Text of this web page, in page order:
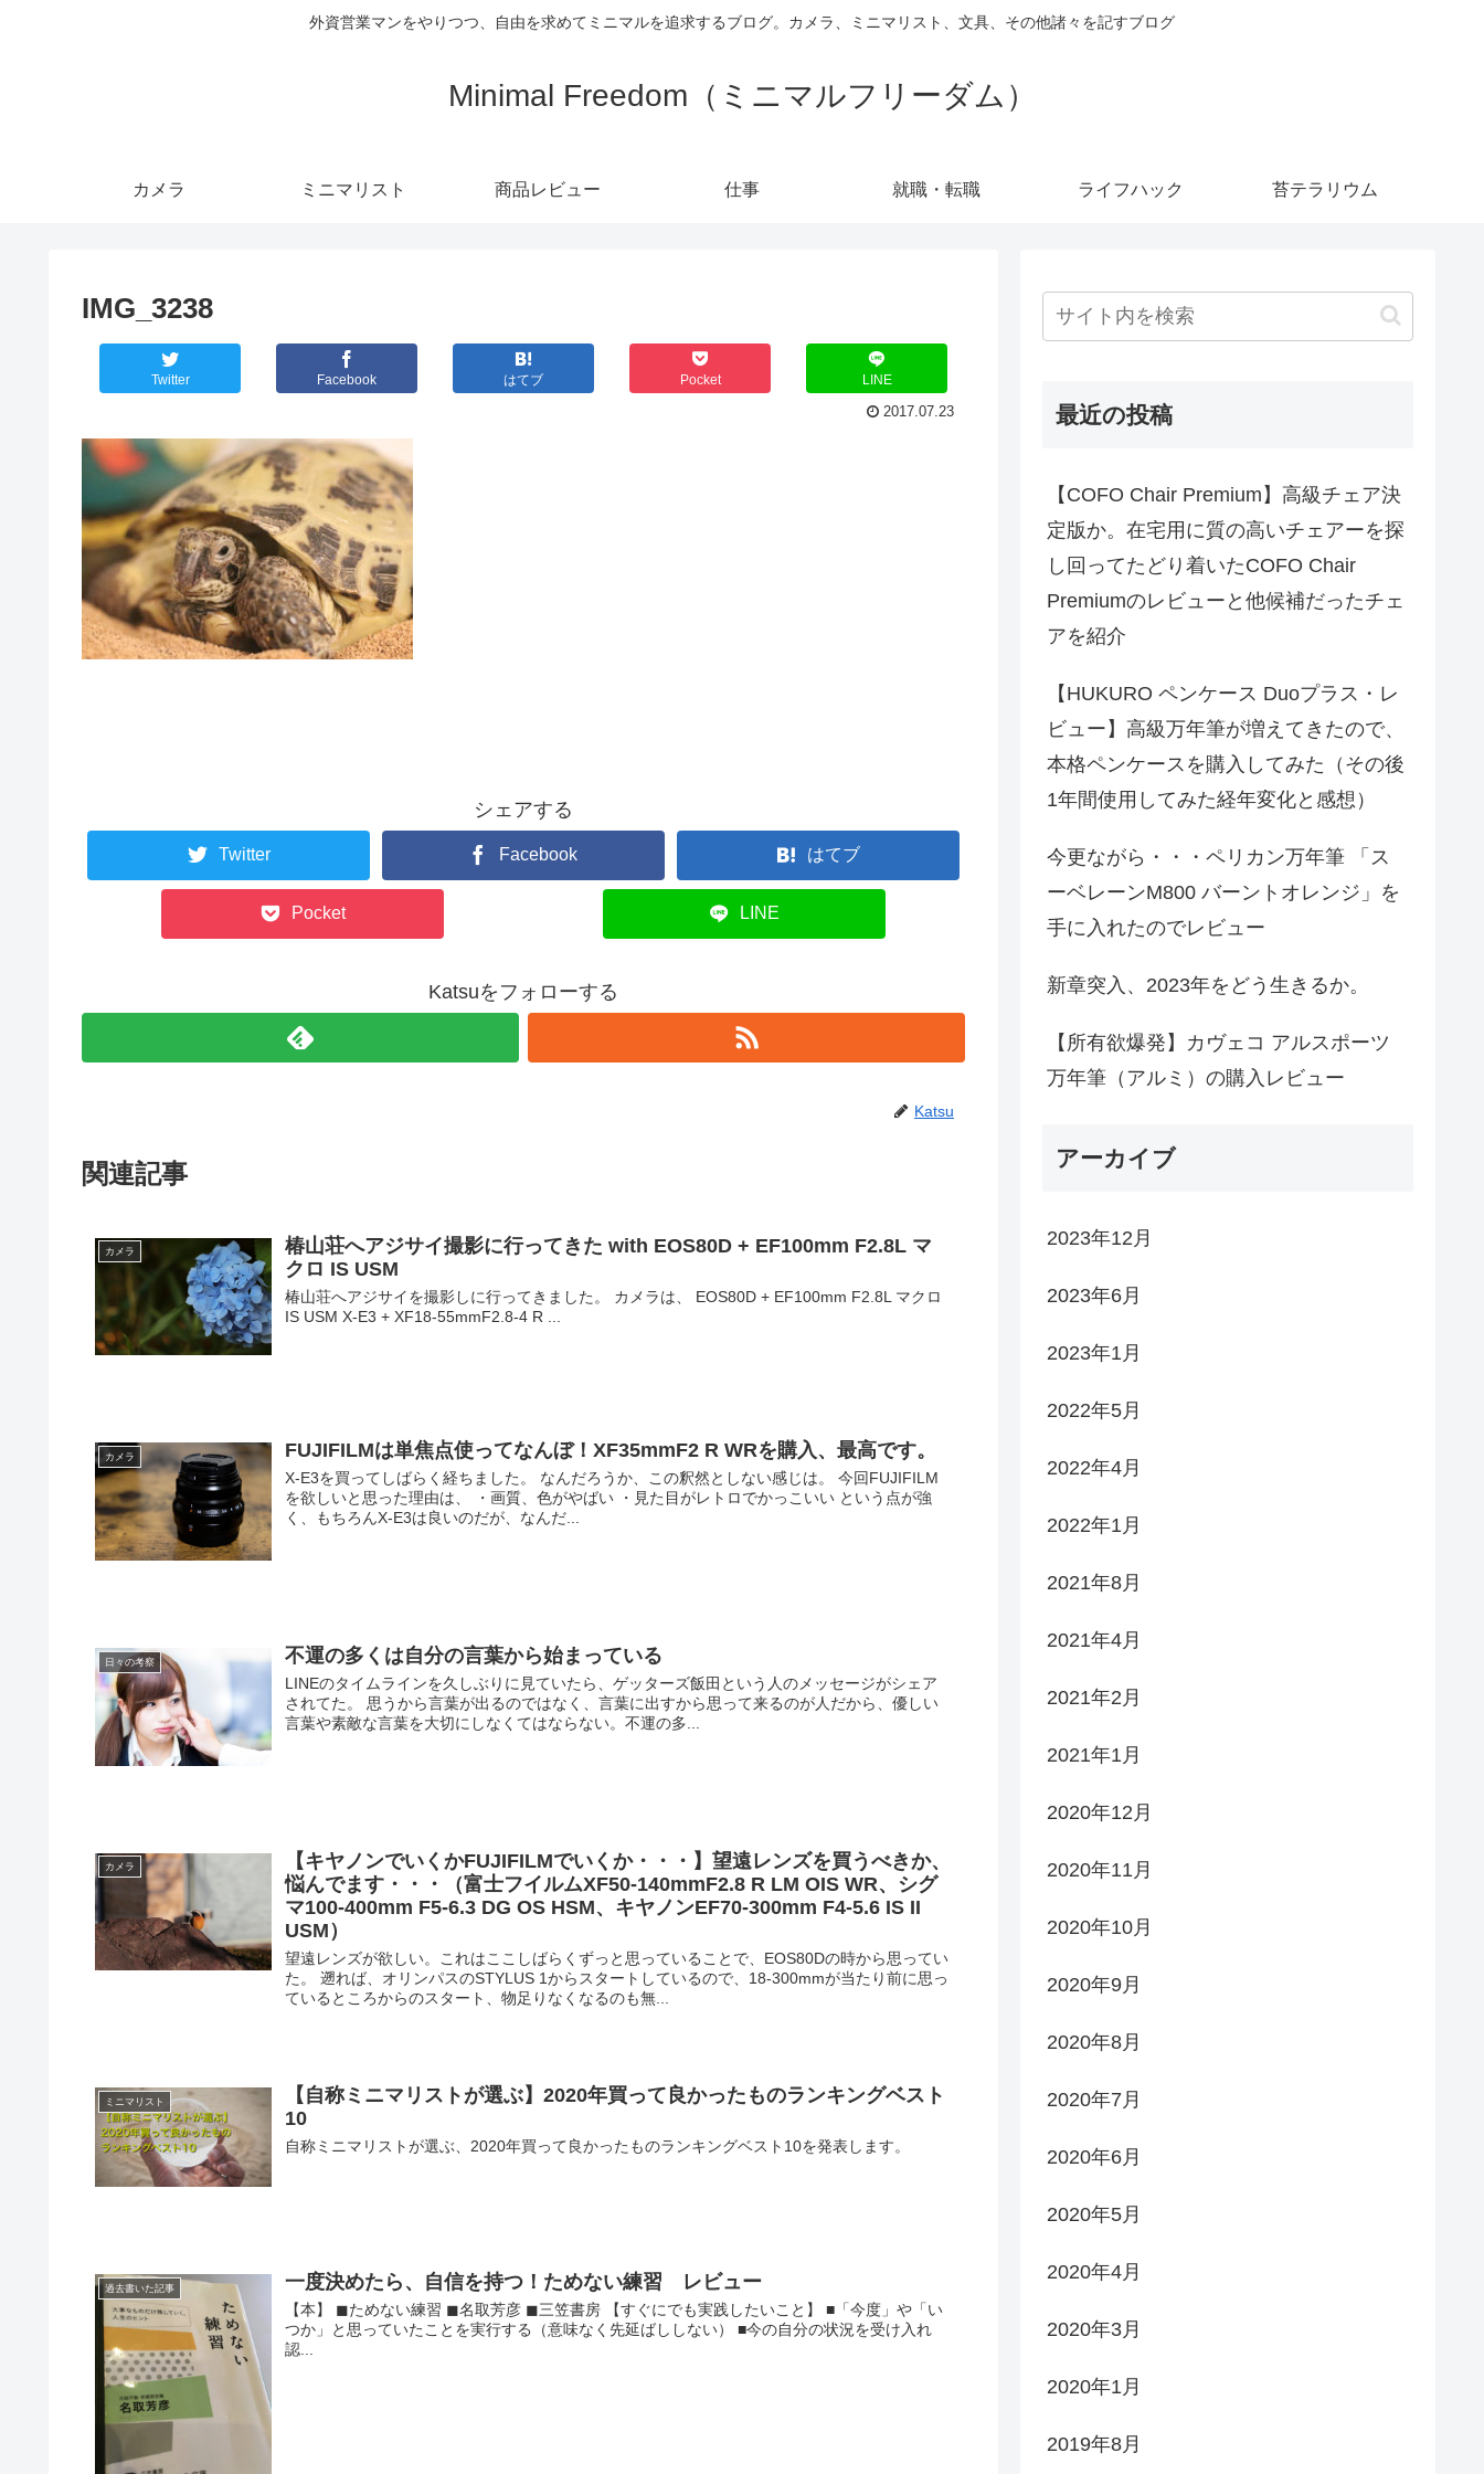
外資営業マンをやりつつ、自由を求めてミニマルを追求するブログ。カメラ、ミニマリスト、文具、その他諸々を記すブログ
Minimal Freedom（ミニマルフリーダム）
カメラ ミニマリスト 商品レビュー 仕事 就職・転職 ライフハック 苔テラリウム
IMG_3238
Twitter Facebook はてブ Pocket LINE
2017.07.23
シェアする
Twitter Facebook はてブ
Pocket LINE
Katsuをフォローする
Katsu
関連記事
カメラ
椿山荘へアジサイ撮影に行ってきた with EOS80D + EF100mm F2.8L マ
クロ IS USM
椿山荘へアジサイを撮影しに行ってきました。 カメラは、 EOS80D + EF100mm F2.8L マクロ
IS USM X-E3 + XF18-55mmF2.8-4 R ...
カメラ FUJIFILMは単焦点使ってなんぼ！XF35mmF2 R WRを購入、最高です。
X-E3を買ってしばらく経ちました。 なんだろうか、この釈然としない感じは。 今回FUJIFILM
を欲しいと思った理由は、 ・画質、色がやばい ・見た目がレトロでかっこいい という点が強
く、もちろんX-E3は良いのだが、なんだ...
日々の考察 不運の多くは自分の言葉から始まっている
LINEのタイムラインを久しぶりに見ていたら、ゲッターズ飯田という人のメッセージがシェア
されてた。 思うから言葉が出るのではなく、言葉に出すから思って来るのが人だから、優しい
言葉や素敵な言葉を大切にしなくてはならない。不運の多...
カメラ
【キヤノンでいくかFUJIFILMでいくか・・・】望遠レンズを買うべきか、
悩んでます・・・（富士フイルムXF50-140mmF2.8 R LM OIS WR、シグ
マ100-400mm F5-6.3 DG OS HSM、キヤノンEF70-300mm F4-5.6 IS II
USM）
望遠レンズが欲しい。これはここしばらくずっと思っていることで、EOS80Dの時から思ってい
た。 遡れば、オリンパスのSTYLUS 1からスタートしているので、18-300mmが当たり前に思っ
ているところからのスタート、物足りなくなるのも無...
ミニマリスト
【自称ミニマリストが選ぶ】2020年買って良かったものランキングベスト
10
自称ミニマリストが選ぶ、2020年買って良かったものランキングベスト10を発表します。
過去書いた記事 一度決めたら、自信を持つ！ためない練習 レビュー
【本】 ◼︎ためない練習 ◼︎名取芳彦 ◼︎三笠書房 【すぐにでも実践したいこと】 ■「今度」や「い
つか」と思っていたことを実行する（意味なく先延ばししない） ■今の自分の状況を受け入れ
認...
最近の投稿
【COFO Chair Premium】高級チェア決
定版か。在宅用に質の高いチェアーを探
し回ってたどり着いたCOFO Chair
Premiumのレビューと他候補だったチェ
アを紹介
【HUKURO ペンケース Duoプラス・レ
ビュー】高級万年筆が増えてきたので、
本格ペンケースを購入してみた（その後
1年間使用してみた経年変化と感想）
今更ながら・・・ペリカン万年筆 「ス
ーベレーンM800 バーントオレンジ」を
手に入れたのでレビュー
新章突入、2023年をどう生きるか。
【所有欲爆発】カヴェコ アルスポーツ
万年筆（アルミ）の購入レビュー
アーカイブ
2023年12月
2023年6月
2023年1月
2022年5月
2022年4月
2022年1月
2021年8月
2021年4月
2021年2月
2021年1月
2020年12月
2020年11月
2020年10月
2020年9月
2020年8月
2020年7月
2020年6月
2020年5月
2020年4月
2020年3月
2020年1月
2019年8月